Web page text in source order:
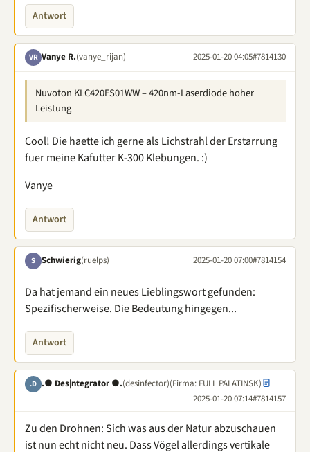
Antwort
VR Vanye R.(vanye_rijan) 2025-01-20 04:05#7814130
Nuvoton KLC420FS01WW – 420nm-Laserdiode hoher
Leistung
Cool! Die haette ich gerne als Lichstrahl der Erstarrung
fuer meine Kafutter K-300 Klebungen. :)
Vanye
Antwort
S Schwierig(ruelps) 2025-01-20 07:00#7814154
Da hat jemand ein neues Lieblingswort gefunden:
Spezifischerweise. Die Bedeutung hingegen...
Antwort
.D .● Des|ntegrator ●.(desinfector)(Firma: FULL PALATINSK)
2025-01-20 07:14#7814157
Zu den Drohnen: Sich was aus der Natur abzuschauen
ist nun echt nicht neu. Dass Vögel allerdings vertikale